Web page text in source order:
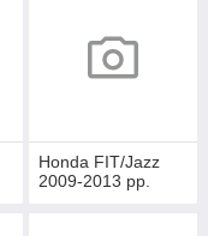
Honda FIT/Jazz
2009-2013 рр.